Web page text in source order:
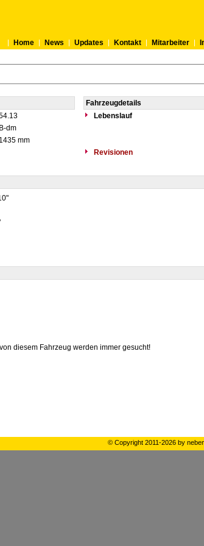
Home News Updates Kontakt Mitarbeiter
Fahrzeugdetails
Lebenslauf
B-dm
1435 mm
Revisionen
von diesem Fahrzeug werden immer gesucht!
© Copyright 2011-2026 by